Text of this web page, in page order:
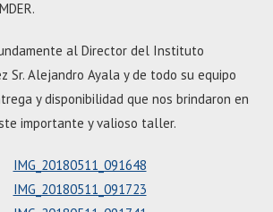
al Director del Instituto
Sr. Alejandro Ayala y de todo su equipo
y disponibilidad que nos brindaron en
importante y valioso taller.